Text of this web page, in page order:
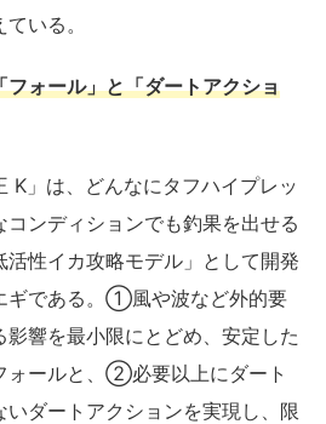
いる。
フォール」と「ダートアクショ
K」は、どんなにタフハイプレッ
コンディションでも釣果を出せる
活性イカ攻略モデル」として開発
ギである。①風や波など外的要
影響を最小限にとどめ、安定した
ォールと、②必要以上にダート
いダートアクションを実現し、限